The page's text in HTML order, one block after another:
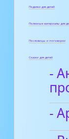
Поделки для детей
Полезные материалы для
Пословицы и поговорки
Сказки для детей
-
-